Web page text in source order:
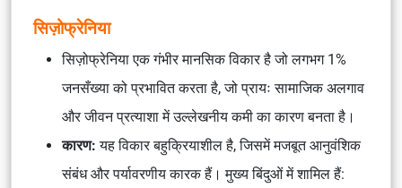
सिज़ोफ्रेनिया
सिज़ोफ्रेनिया एक गंभीर मानसिक विकार है जो लगभग 1%
जनसँख्या को प्रभावित करता है, जो प्रायः सामाजिक अलगाव
और जीवन प्रत्याशा में उल्लेखनीय कमी का कारण बनता है।
कारण: यह विकार बहुक्रियाशील है, जिसमें मजबूत आनुवंशिक
संबंध और पर्यावरणीय कारक हैं। मुख्य बिंदुओं में शामिल हैं: